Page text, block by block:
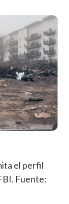
el perfil
Fuente: